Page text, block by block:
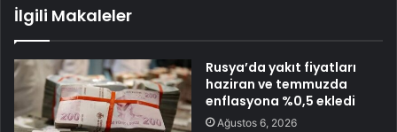
İlgili Makaleler
Rusya’da yakıt fiyatları
haziran ve temmuzda
enflasyona %0,5 ekledi
Ağustos 6, 2026